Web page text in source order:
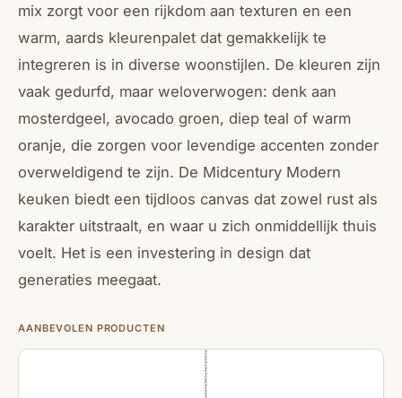
mix zorgt voor een rijkdom aan texturen en een
warm, aards kleurenpalet dat gemakkelijk te
integreren is in diverse woonstijlen. De kleuren zijn
vaak gedurfd, maar weloverwogen: denk aan
mosterdgeel, avocado groen, diep teal of warm
oranje, die zorgen voor levendige accenten zonder
overweldigend te zijn. De Midcentury Modern
keuken biedt een tijdloos canvas dat zowel rust als
karakter uitstraalt, en waar u zich onmiddellijk thuis
voelt. Het is een investering in design dat
generaties meegaat.
AANBEVOLEN PRODUCTEN